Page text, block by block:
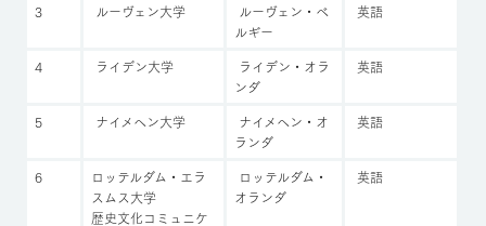
3
ルーヴェン大学
ルーヴェン・ベ
ルギー
英語
4 ライデン大学
ライデン・オラ
ンダ
英語
5 ナイメヘン大学
ナイメヘン・オ
ランダ
英語
6
ロッテルダム・エラ
スムス大学
歴史文化コミュニケ
ロッテルダム・
オランダ
英語